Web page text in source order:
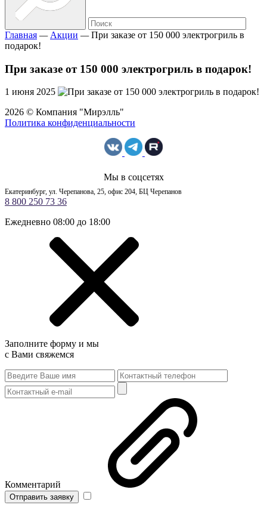
Главная — Акции —При заказе от 150 000 электрогриль в
подарок!
При заказе от 150 000 электрогриль в подарок!
1 июня 2025
2026 © Компания "Мирэлль"
Политика конфиденциальности
Мы в соцсетях
Екатеринбург, ул. Черепанова, 25, офис 204, БЦ Черепанов
8 800 250 73 36
Ежедневно 08:00 до 18:00
Заполните форму и мы
с Вами свяжемся
Комментарий
Отправить заявку